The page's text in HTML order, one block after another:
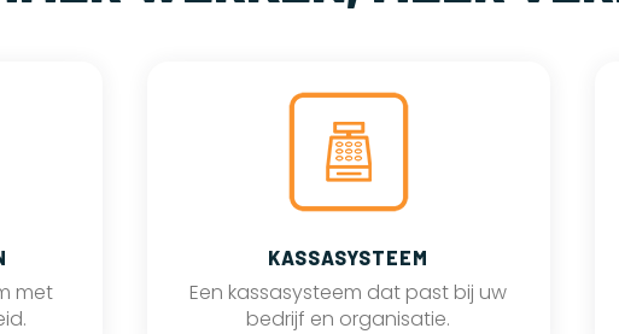
met
KASSASYSTEEM
Een kassasysteem dat past bij uw
bedrijf en organisatie.